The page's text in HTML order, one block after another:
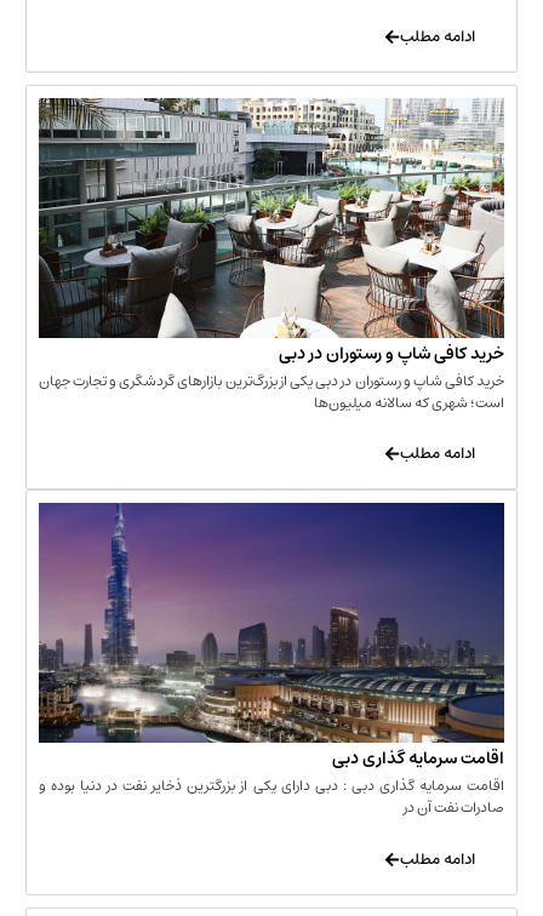
شاپ و رستوران در دبی
و رستوران در دبی یکی از بزرگ‌ترین بازارهای گردشگری و تجارت جهان
سالانه میلیون‌ها
گذاری دبی
گذاری دبی : دبی دارای یکی از بزرگترین ذخایر نفت در دنیا بوده و